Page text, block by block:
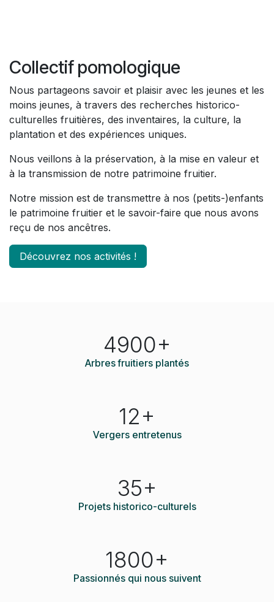
Collectif pomologique
Nous partageons savoir et plaisir avec les jeunes et les
moins jeunes, à travers des recherches historico-
culturelles fruitières, des inventaires, la culture, la
plantation et des expériences uniques.
Nous veillons à la préservation, à la mise en valeur et
à la transmission de notre patrimoine fruitier.
Notre mission est de transmettre à nos (petits-)enfants
le patrimoine fruitier et le savoir-faire que nous avons
reçu de nos ancêtres.
Découvrez nos activités !
4900+
Arbres fruitiers plantés
12+
Vergers entretenus
35+
Projets historico-culturels
1800+
Passionnés qui nous suivent